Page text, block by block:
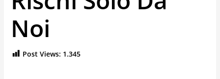
Noi
Post Views: 1.345